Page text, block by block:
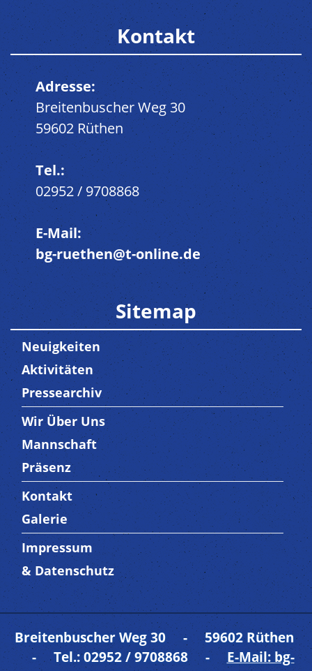
Kontakt
Adresse:
Breitenbuscher Weg 30
59602 Rüthen
Tel.:
02952 / 9708868
E-Mail:
bg-ruethen@t-online.de
Sitemap
Neuigkeiten
Aktivitäten
Pressearchiv
Trenner3
Wir Über Uns
Mannschaft
Präsenz
Trenner4
Kontakt
Galerie
Trenner 5
Impressum
& Datenschutz
Breitenbuscher Weg 30 - 59602 Rüthen
- Tel.: 02952 / 9708868 - E-Mail: bg-